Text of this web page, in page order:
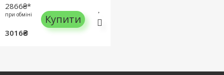
2866₴*
при обміні
3016₴
Купити